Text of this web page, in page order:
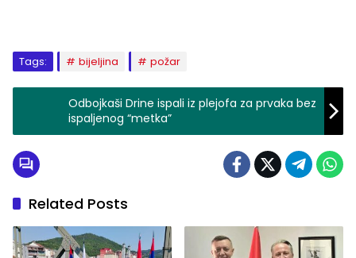
Tags: bijeljina požar
Odbojkaši Drine ispali iz plejofa za prvaka bez
ispaljenog “metka”
Related Posts